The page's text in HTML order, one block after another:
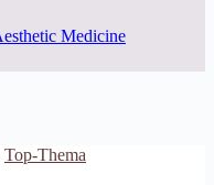
Top-Thema